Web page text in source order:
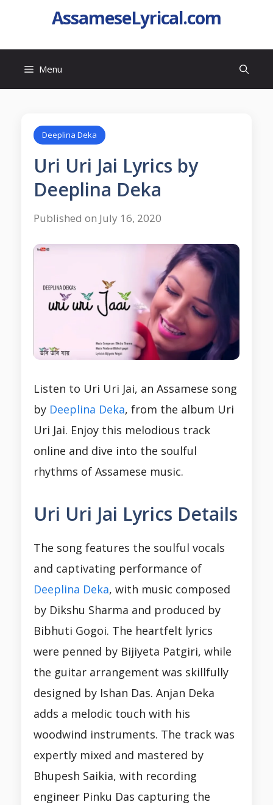
AssameseLyrical.com
Menu
Deeplina Deka
Uri Uri Jai Lyrics by
Deeplina Deka
Published on July 16, 2020
Listen to Uri Uri Jai, an Assamese song
by Deeplina Deka, from the album Uri
Uri Jai. Enjoy this melodious track
online and dive into the soulful
rhythms of Assamese music.
Uri Uri Jai Lyrics Details
The song features the soulful vocals
and captivating performance of
Deeplina Deka, with music composed
by Dikshu Sharma and produced by
Bibhuti Gogoi. The heartfelt lyrics
were penned by Bijiyeta Patgiri, while
the guitar arrangement was skillfully
designed by Ishan Das. Anjan Deka
adds a melodic touch with his
woodwind instruments. The track was
expertly mixed and mastered by
Bhupesh Saikia, with recording
engineer Pinku Das capturing the